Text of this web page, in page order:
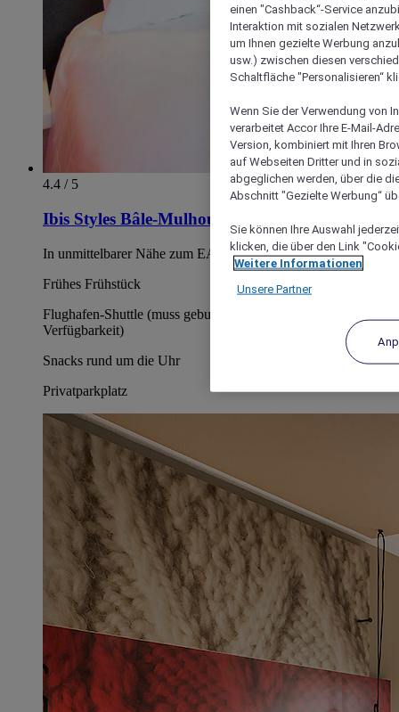
4.4 / 5
Ibis Styles Bâle-Mulhouse Airport
In unmittelbarer Nähe zum EAP - BSL - MLH Flughafen
Frühes Frühstück
Flughafen-Shuttle (muss gebucht werden, je nach
Verfügbarkeit)
Snacks rund um die Uhr
Privatparkplatz
einen "Cashback“-Service
Interaktion mit sozialen
um Ihnen gezielte Werbung
usw.) zwischen diesen
Schaltfläche "Personalisieren“
Wenn Sie der Verwendung von
verarbeitet Accor Ihre E-Mail-
Version, kombiniert mit Ihren
auf Webseiten Dritter und in
abgeglichen werden, über die
Abschnitt "Gezielte Werbung“
Sie können Ihre Auswahl
klicken, die über den Link
Weitere Informationen
Unsere Partner